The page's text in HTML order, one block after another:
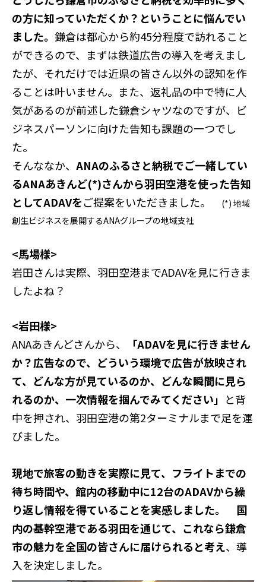
の方に知っていただくか？ということに悩んでい
ました。 鎌倉は都心から約45分程度で訪れること
ができるので、まずは鉄道広告の導入を考えまし
たが、それだけでは近県の皆さん以外の認知を作
ることは叶いません。また、返礼品の中で特に人
気があるのが前述した鎌倉シャツなのですが、ビ
ジネスパーソンに向けた告知も課題の一つでし
た。
そんななか、 ANAのふるさと納税でご一緒してい
るANAあきんど(*)さんから羽田空港を使った告知
としてADAVをご提案をいただきました。
(*) 地域
創生ビジネスを展開するANAグループの地域支社
<馬場様>
岩田さんは実際、羽田空港までADAVを見に行きま
したよね？
<岩田様>
ANAあきんどさんから、
「ADAVを見に行きません
か？広告なので、どういう環境で広告が放映され
て、どんな方が見ているのか、どんな瞬間に見ら
れるのか、一次情報を掴んでみてください」 と背
中を押され、羽田空港の第2ターミナルまで足を運
びました。
現地で旅客の動きを実際に見て、フライトまでの
待ち時間や、館内の移動中に12台のADAVから繰
り返し情報を得ていることを実感しました。 国
内の基幹空港である羽田を通じて、これなら鎌倉
市の魅力を全国の皆さんに届けられると考え、導
入を決定しました。